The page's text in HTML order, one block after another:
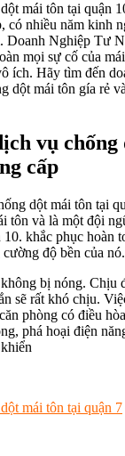
mái tôn tại quận
có nhiều năm kinh
Doanh Nghiệp Tư
mọi sự cố của
ích. Hãy tìm đến
dột mái tôn gía rẻ
vụ chống
cấp
dột mái tôn tại
tôn và là một đội
khắc phục hoàn
độ bền của nó.
bị nóng. Chịu
sẽ rất khó chịu.
phòng có điều
phá hoại điện
mái tôn tại quận 7